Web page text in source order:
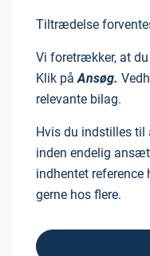
Tiltrædelse
Vi foretrækker, at
Klik påAnsøg.
relevante bilag.
Hvis du indstilles
inden endelig
indhentet reference
gerne hos flere.